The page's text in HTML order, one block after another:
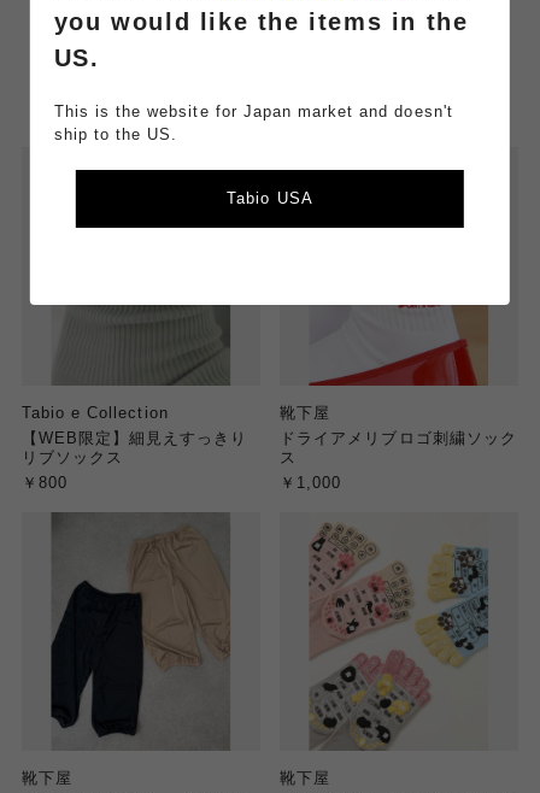
Tabio e Collection
【WEB限定】細見えすっきり
リブソックス
￥800
靴下屋
ドライアメリブロゴ刺繍ソック
ス
￥1,000
靴下屋
靴下屋
you would like the items in the
US.
This is the website for Japan market and doesn't
ship to the US.
Tabio USA